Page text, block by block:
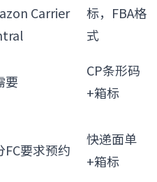
Carrier
标，FBA格
式
要
CP条形码
+箱标
FC要求预约
快递面单
+箱标